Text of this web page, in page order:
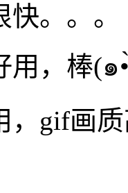
。。。
，gif画